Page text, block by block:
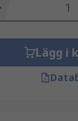
TidenLägg i